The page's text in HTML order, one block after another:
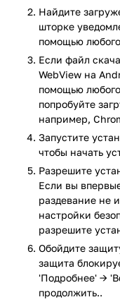
Однако проигрыш
только её
исчезает часть
процесс — лёгким и
Особенности
Классика в
забавным и
Яркие
собственным
Расслабляющая
мягкие
Награда за
открываются
«Дурак на
головоломка с
сложные решения, а
Найдите
шторке
помощью
Если файл
WebView на
помощью
попробуйте
например,
Запустите
чтобы начать
Разрешите
Если вы
раздевание не
настройки
разрешите
Обойдите
защита
'Подробнее' →
продолжить..